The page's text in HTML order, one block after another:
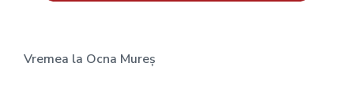
Vremea la Ocna Mureș